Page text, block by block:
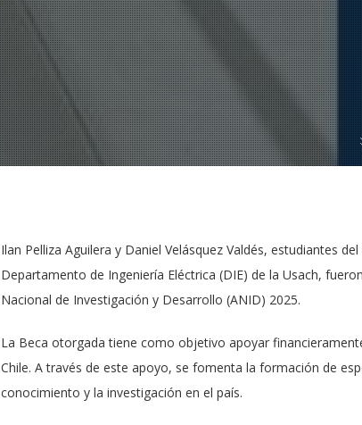
Ilan Pelliza Aguilera y Daniel Velásquez Valdés, estudiantes
Departamento de Ingeniería Eléctrica (DIE) de la Usach,
Nacional de Investigación y Desarrollo (ANID) 2025.
La Beca otorgada tiene como objetivo apoyar
Chile. A través de este apoyo, se fomenta la formación de
conocimiento y la investigación en el país.